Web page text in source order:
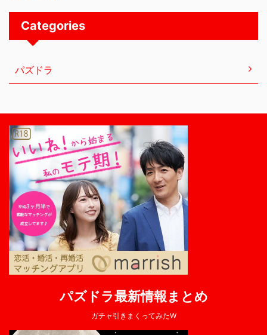
Categories
パズドラ
パズドラ最新情報まとめ
ガチャ引きまくってみたW